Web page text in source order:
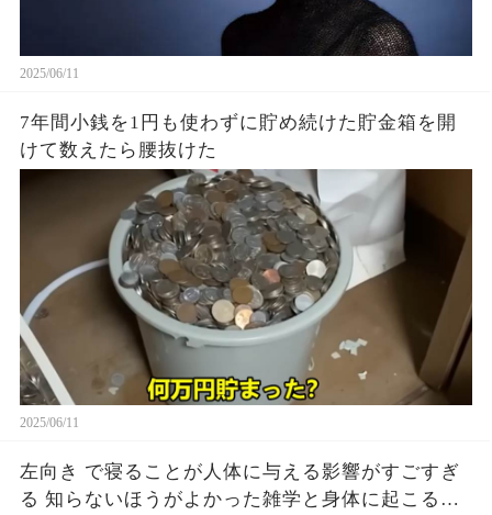
2025/06/11
7年間小銭を1円も使わずに貯め続けた貯金箱を開
けて数えたら腰抜けた
2025/06/11
左向き で寝ることが人体に与える影響がすごすぎ
る 知らないほうがよかった雑学と身体に起こる現